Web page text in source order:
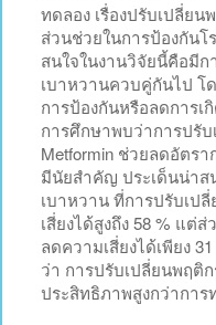
ทดลอง เรื่องปรับเปลี่ยน
ส่วนช่วยในการป้องกัน
สนใจในงานวิจัยนี้คือมีก
เบาหวานควบคู่กันไป โ
การป้องกันหรือลดการเ
การศึกษาพบว่าการปรั
Metformin ช่วยลดอัตร
มีนัยสำคัญ ประเด็นน่าส
เบาหวาน ที่การปรับเป
เสี่ยงได้สูงถึง 58 % แต่
ลดความเสี่ยงได้เพียง
ว่า การปรับเปลี่ยนพฤติก
ประสิทธิภาพสูงกว่าการ